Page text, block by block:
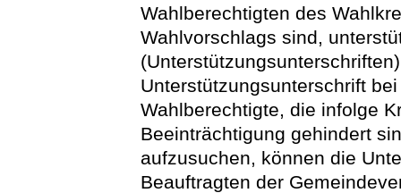
Wahlberechtigten des
Wahlvorschlags sind,
Unterstützungsunterschrift
Wahlberechtigte, die infolge
Beeinträchtigung gehindert
aufzusuchen, können die
Beauftragten der